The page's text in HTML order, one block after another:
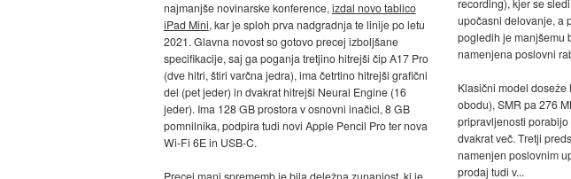
najmanjše novinarske konference, izdal novo tablico
iPad Mini, kar je sploh prva nadgradnja te linije po letu
2021. Glavna novost so gotovo precej izboljšane
specifikacije, saj ga poganja tretjino hitrejši čip A17 Pro
(dve hitri, štiri varčna jedra), ima četrtino hitrejši grafični
del (pet jeder) in dvakrat hitrejši Neural Engine (16
jeder). Ima 128 GB prostora v osnovni inačici, 8 GB
pomnilnika, podpira tudi novi Apple Pencil Pro ter nova
Wi-Fi 6E in USB-C.
Precej manj sprememb je bila deležna zunanjost, ki je
upočasni delovanje, a
pogledih je manjšemu
namenjena poslovni
Klasični model doseže
obodu), SMR pa 276
pripravljenosti
dvakrat več. Tretji
namenjen poslovnim
prodaj tudi v...